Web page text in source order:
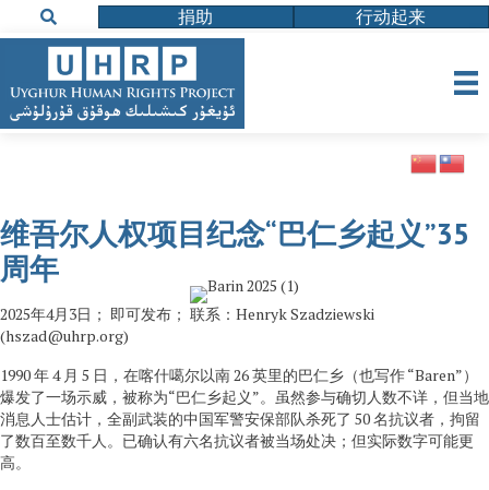
捐助 行动起来
维吾尔人权项目纪念“巴仁乡起义”35
周年
2025年4月3日； 即可发布； 联系：Henryk Szadziewski
(hszad@uhrp.org)
1990 年 4 月 5 日，在喀什噶尔以南 26 英里的巴仁乡（也写作 “Baren”）
爆发了一场示威，被称为“巴仁乡起义”。虽然参与确切人数不详，但当地
消息人士估计，全副武装的中国军警安保部队杀死了 50 名抗议者，拘留
了数百至数千人。已确认有六名抗议者被当场处决；但实际数字可能更
高。